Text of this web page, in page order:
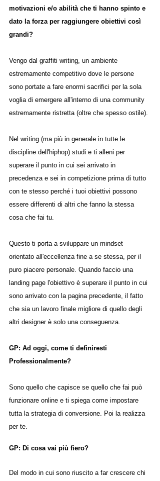
motivazioni e/o abilità che ti hanno spinto e
dato la forza per raggiungere obiettivi così
grandi?
Vengo dal graffiti writing, un ambiente
estremamente competitivo dove le persone
sono portate a fare enormi sacrifici per la sola
voglia di emergere all'interno di una community
estremamente ristretta (oltre che spesso ostile).
Nel writing (ma più in generale in tutte le
discipline dell'hiphop) studi e ti alleni per
superare il punto in cui sei arrivato in
precedenza e sei in competizione prima di tutto
con te stesso perché i tuoi obiettivi possono
essere differenti di altri che fanno la stessa
cosa che fai tu.
Questo ti porta a sviluppare un mindset
orientato all'eccellenza fine a se stessa, per il
puro piacere personale. Quando faccio una
landing page l'obiettivo è superare il punto in cui
sono arrivato con la pagina precedente, il fatto
che sia un lavoro finale migliore di quello degli
altri designer è solo una conseguenza.
GP: Ad oggi, come ti definiresti
Professionalmente?
Sono quello che capisce se quello che fai può
funzionare online e ti spiega come impostare
tutta la strategia di conversione. Poi la realizza
per te.
GP: Di cosa vai più fiero?
Del modo in cui sono riuscito a far crescere chi